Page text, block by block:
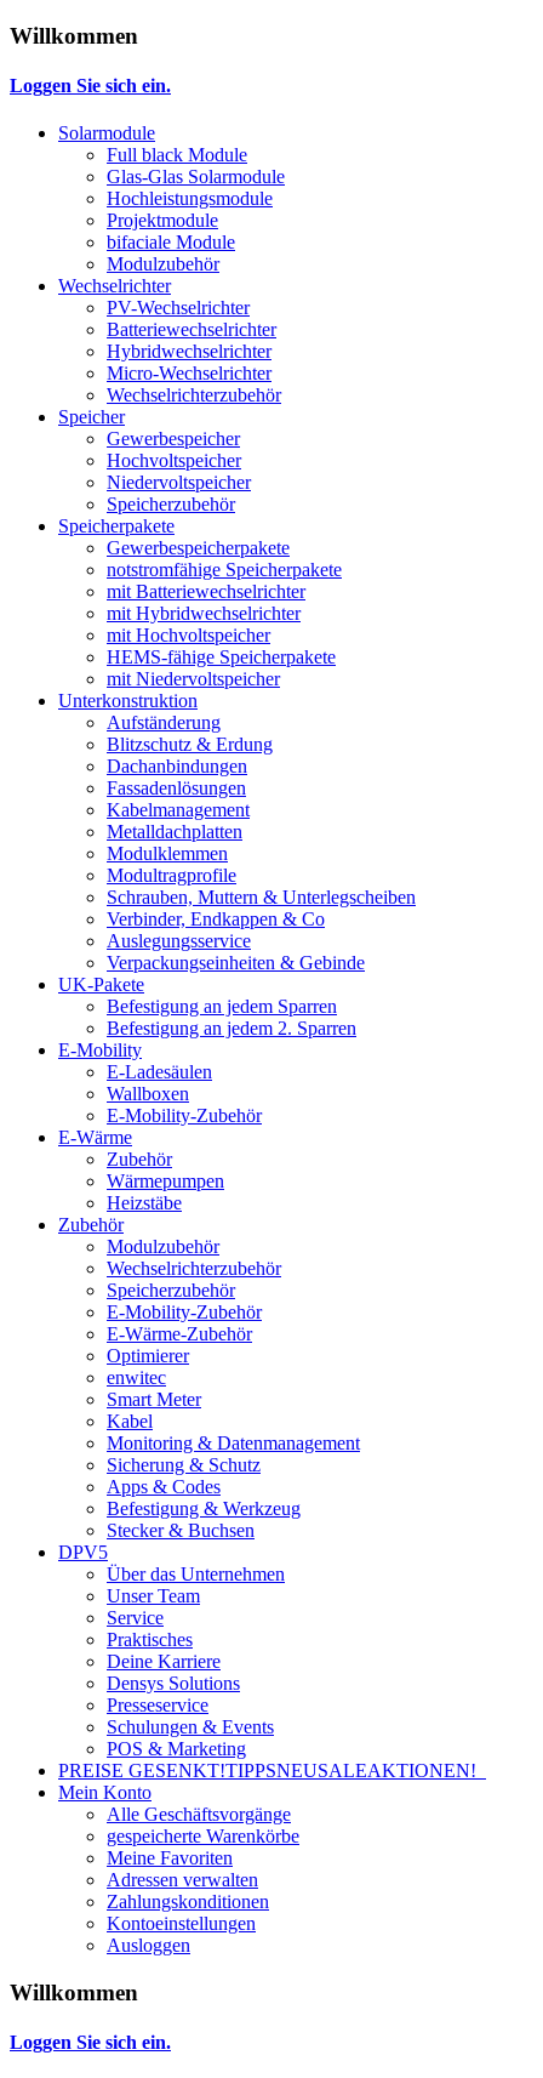
Willkommen
Loggen Sie sich ein.
Solarmodule
Full black Module
Glas-Glas Solarmodule
Hochleistungsmodule
Projektmodule
bifaciale Module
Modulzubehör
Wechselrichter
PV-Wechselrichter
Batteriewechselrichter
Hybridwechselrichter
Micro-Wechselrichter
Wechselrichterzubehör
Speicher
Gewerbespeicher
Hochvoltspeicher
Niedervoltspeicher
Speicherzubehör
Speicherpakete
Gewerbespeicherpakete
notstromfähige Speicherpakete
mit Batteriewechselrichter
mit Hybridwechselrichter
mit Hochvoltspeicher
HEMS-fähige Speicherpakete
mit Niedervoltspeicher
Unterkonstruktion
Aufständerung
Blitzschutz & Erdung
Dachanbindungen
Fassadenlösungen
Kabelmanagement
Metalldachplatten
Modulklemmen
Modultragprofile
Schrauben, Muttern & Unterlegscheiben
Verbinder, Endkappen & Co
Auslegungsservice
Verpackungseinheiten & Gebinde
UK-Pakete
Befestigung an jedem Sparren
Befestigung an jedem 2. Sparren
E-Mobility
E-Ladesäulen
Wallboxen
E-Mobility-Zubehör
E-Wärme
Zubehör
Wärmepumpen
Heizstäbe
Zubehör
Modulzubehör
Wechselrichterzubehör
Speicherzubehör
E-Mobility-Zubehör
E-Wärme-Zubehör
Optimierer
enwitec
Smart Meter
Kabel
Monitoring & Datenmanagement
Sicherung & Schutz
Apps & Codes
Befestigung & Werkzeug
Stecker & Buchsen
DPV5
Über das Unternehmen
Unser Team
Service
Praktisches
Deine Karriere
Densys Solutions
Presseservice
Schulungen & Events
POS & Marketing
PREISE GESENKT!TIPPSNEUSALEAKTIONEN!
Mein Konto
Alle Geschäftsvorgänge
gespeicherte Warenkörbe
Meine Favoriten
Adressen verwalten
Zahlungskonditionen
Kontoeinstellungen
Ausloggen
Willkommen
Loggen Sie sich ein.